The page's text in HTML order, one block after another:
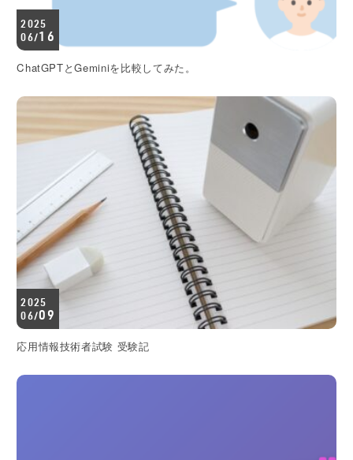
2025
06/16
ChatGPTとGeminiを比較してみた。
2025
06/09
応用情報技術者試験 受験記